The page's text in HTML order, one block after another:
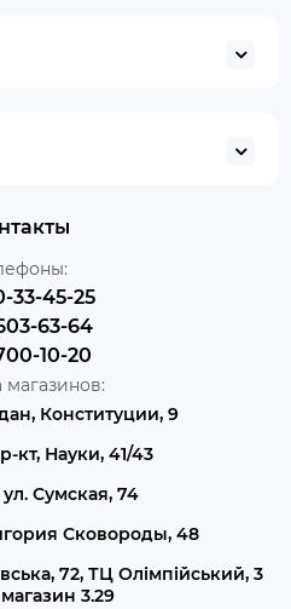
33-45-25
63-64
10-20
магазинов:
Конституции, 9
кт, Науки, 41/43
ул. Сумская, 74
Сковороды, 48
72, ТЦ Олімпійський, 3
3.29